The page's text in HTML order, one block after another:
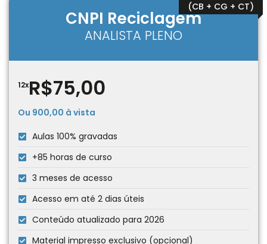
(CB + CG + CT)
CNPI Reciclagem
ANALISTA PLENO
12xR$75,00
Ou 900,00 à vista
Aulas 100% gravadas
+85 horas de curso
3 meses de acesso
Acesso em até 2 dias úteis
Conteúdo atualizado para 2026
Material impresso exclusivo (opcional)